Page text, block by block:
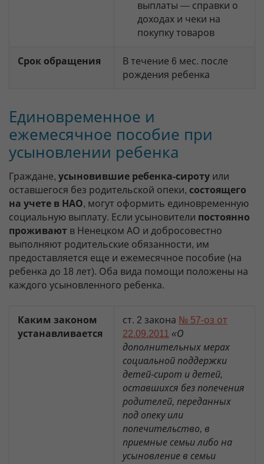
выплаты — справки о
доходах и чеки на
покупку товаров
Срок обращения
В течение 6 мес. после
рождения ребенка
Единовременное и
ежемесячное пособие при
усыновлении ребенка
Граждане, усыновившие ребенка-сироту или
оставшегося без родительской опеки, состоящего
на учете в НАО, могут оформить единовременную
социальную выплату. Если усыновители постоянно
проживают в Ненецком АО и добросовестно
выполняют родительские обязанности, им
предоставляется еще и ежемесячное пособие (на
ребенка до 18 лет). Оба вида помощи положены на
каждого усыновленного ребенка.
Каким законом
устанавливается
ст. 2 закона № 57-оз от
22.09.2011 «О
дополнительных мерах
социальной поддержки
детей-сирот и детей,
оставшихся без попечения
родителей, переданных
под опеку или
попечительство, в
приемные семьи либо на
усыновление в семьи